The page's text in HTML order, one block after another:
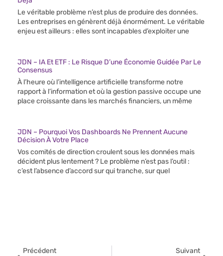
Le véritable problème n’est plus de produire des données.
Les entreprises en génèrent déjà énormément. Le véritable
enjeu est ailleurs : elles sont incapables d’exploiter une
JDN – IA Et ETF : Le Risque D’une Économie Guidée Par Le
Consensus
À l’heure où l’intelligence artificielle transforme notre
rapport à l’information et où la gestion passive occupe une
place croissante dans les marchés financiers, un même
JDN – Pourquoi Vos Dashboards Ne Prennent Aucune
Décision À Votre Place
Vos comités de direction croulent sous les données mais
décident plus lentement ? Le problème n’est pas l’outil :
c’est l’absence d’accord sur qui tranche, sur quel
Précédent Suivant